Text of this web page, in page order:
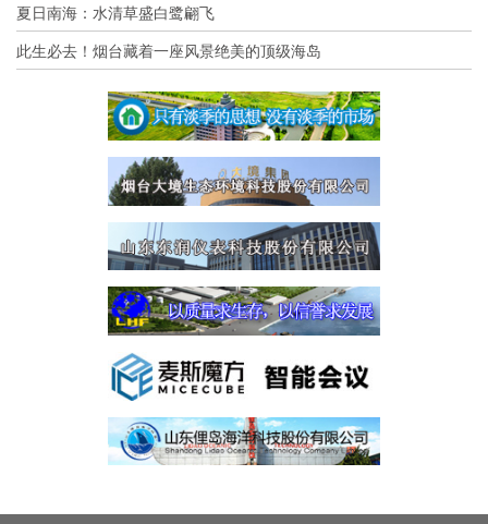
夏日南海：水清草盛白鹭翩飞
此生必去！烟台藏着一座风景绝美的顶级海岛